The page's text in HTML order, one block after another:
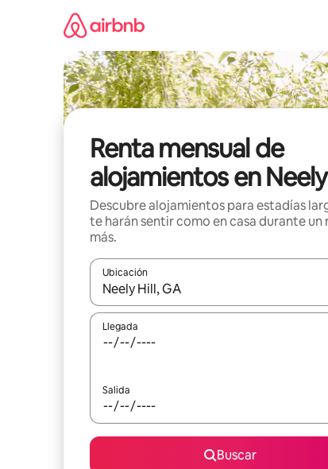
Renta mensual de
alojamientos en
Descubre alojamientos para estadías
te harán sentir como en casa durante un
más.
Ubicación
Cuando los resultados estén disponibles,
Llegada
Salida
Buscar